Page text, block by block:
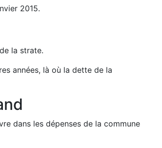
2015.
la strate.
années, là où la dette de la
dans les dépenses de la commune